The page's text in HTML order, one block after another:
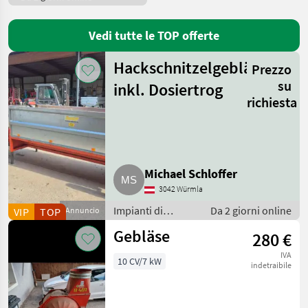
Altri impianti di movimentazione e trasporto
MARCHI
Epple
Auer
Buchmann
CBlower-
Buchmann
Wolf
ASCO
Vedi tutte le TOP offerte
Annuncio
VIP TOP
Hackschnitzelgebläse
inkl. Dosiertrog
Prezzo
su
richiesta
Michael Schloffer
3042 Würmla
Impianti di
movimentazione
e trasporto /
Da 2 giorni online
Gebläse 280 €
IVA
indetraibile
10 CV/7 kW